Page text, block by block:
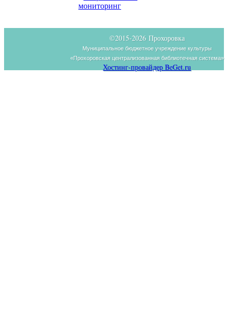
мониторинг
©2015-2026 Прохоровка
Муниципальное бюджетное учреждение культуры
«Прохоровская централизованная библиотечная система»
Хостинг-провайдер BeGet.ru